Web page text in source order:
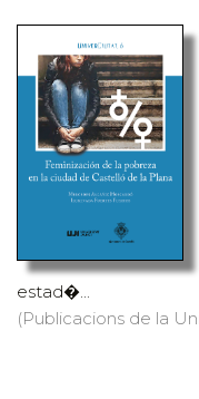
estad�...
(Publicacions de la